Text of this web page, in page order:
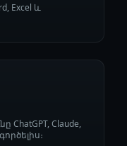
Excel և
Claude,